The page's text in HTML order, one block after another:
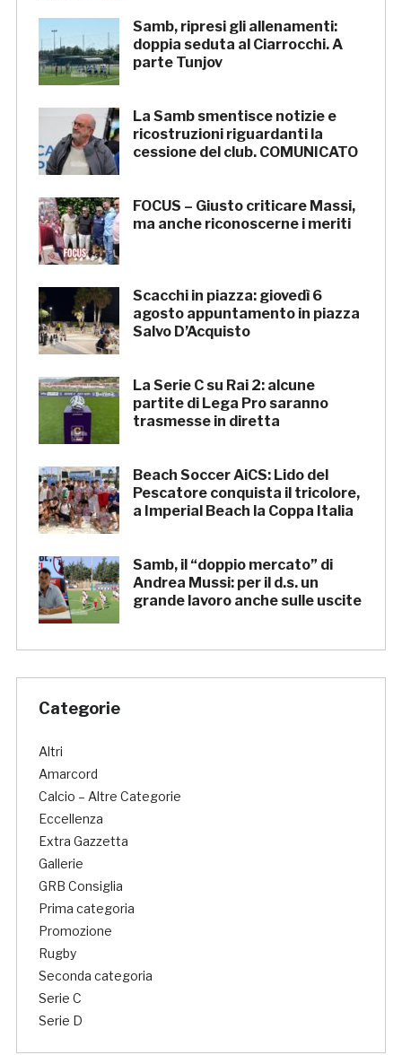
Samb, ripresi gli allenamenti:
doppia seduta al Ciarrocchi. A
parte Tunjov
La Samb smentisce notizie e
ricostruzioni riguardanti la
cessione del club. COMUNICATO
FOCUS – Giusto criticare Massi,
ma anche riconoscerne i meriti
Scacchi in piazza: giovedì 6
agosto appuntamento in piazza
Salvo D’Acquisto
La Serie C su Rai 2: alcune
partite di Lega Pro saranno
trasmesse in diretta
Beach Soccer AiCS: Lido del
Pescatore conquista il tricolore,
a Imperial Beach la Coppa Italia
Samb, il “doppio mercato” di
Andrea Mussi: per il d.s. un
grande lavoro anche sulle uscite
Categorie
Altri
Amarcord
Calcio – Altre Categorie
Eccellenza
Extra Gazzetta
Gallerie
GRB Consiglia
Prima categoria
Promozione
Rugby
Seconda categoria
Serie C
Serie D